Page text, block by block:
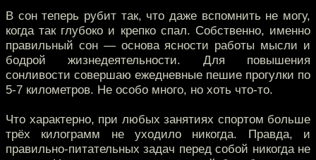
В сон теперь рубит так, что даже вспомнить не могу,
когда так глубоко и крепко спал. Собственно, именно
правильный сон — основа ясности работы мысли и
бодрой жизнедеятельности. Для повышения
сонливости совершаю ежедневные пешие прогулки по
5-7 километров. Не особо много, но хоть что-то.
Что характерно, при любых занятиях спортом больше
трёх килограмм не уходило никогда. Правда, и
правильно-питательных задач перед собой никогда не